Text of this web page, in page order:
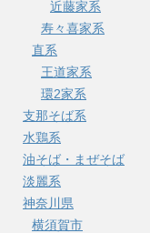
近藤家系
寿々喜家系
直系
王道家系
環2家系
支那そば系
水鶏系
油そば・まぜそば
淡麗系
神奈川県
横須賀市